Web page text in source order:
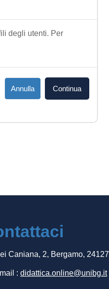
degli utenti. Per
Annulla Continua
Caniana, 2, Bergamo, 24127
: didattica.online@unibg.it